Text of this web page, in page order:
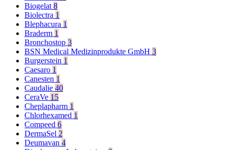
Biogelat 8
Biolectra 1
Blephacura 1
Braderm 1
Bronchostop 3
BSN Medical Medizinprodukte GmbH 3
Burgerstein 1
Caesaro 1
Canesten 1
Caudalie 40
CeraVe 15
Cheplapharm 1
Chlorhexamed 1
Compeed 6
DermaSel 2
Deumavan 4